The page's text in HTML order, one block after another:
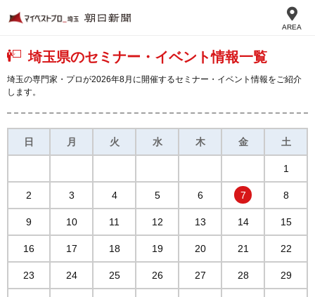
AREA
埼玉県のセミナー・イベント情報一覧
埼玉の専門家・プロが2026年8月に開催するセミナー・イベント情報をご紹介
します。
日 月 火 水 木 金 土
1
2 3 4 5 6 7 8
9 10 11 12 13 14 15
16 17 18 19 20 21 22
23 24 25 26 27 28 29